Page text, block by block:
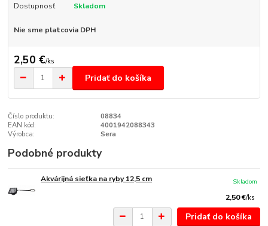
Dostupnosť Skladom
Nie sme platcovia DPH
2,50 €/ks
Pridať do košíka
Číslo produktu:
08834
EAN kód:
4001942088343
Výrobca:
Sera
Podobné produkty
Akvárijná sieťka na ryby 12,5 cm
2,50 €/ks
Skladom
Pridať do košíka